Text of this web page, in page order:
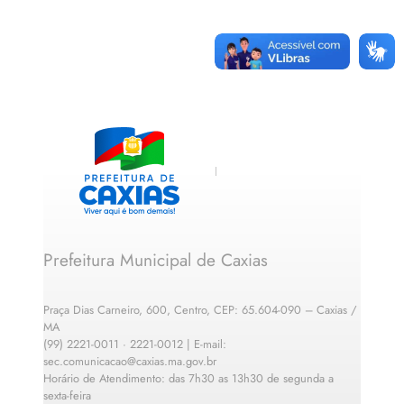
Prefeitura Municipal de Caxias
Praça Dias Carneiro, 600, Centro, CEP: 65.604-090 – Caxias /
MA
(99) 2221-0011 · 2221-0012 | E-mail:
sec.comunicacao@caxias.ma.gov.br
Horário de Atendimento: das 7h30 as 13h30 de segunda a
sexta-feira